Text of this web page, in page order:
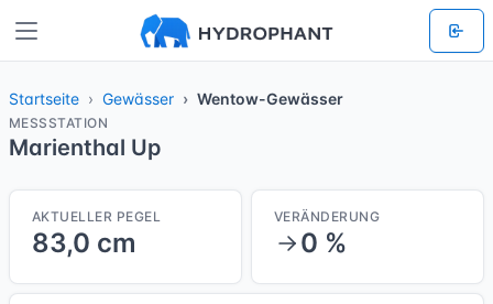
Startseite Gewässer Wentow-Gewässer
MESSSTATION
Marienthal Up
AKTUELLER PEGEL
83,0 cm
VERÄNDERUNG
0 %